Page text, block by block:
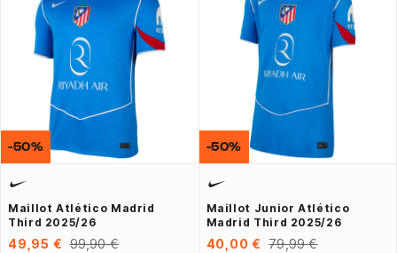
Maillot Atlético Madrid
Third 2025/26
49,95 € 99,90 €
-50%
Maillot Junior Atlético
Madrid Third 2025/26
40,00 € 79,99 €
-50%